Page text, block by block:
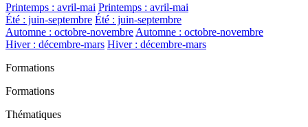
Printemps : avril-mai Printemps : avril-mai
Été : juin-septembre Été : juin-septembre
Automne : octobre-novembre Automne : octobre-novembre
Hiver : décembre-mars Hiver : décembre-mars
Formations
Formations
Thématiques